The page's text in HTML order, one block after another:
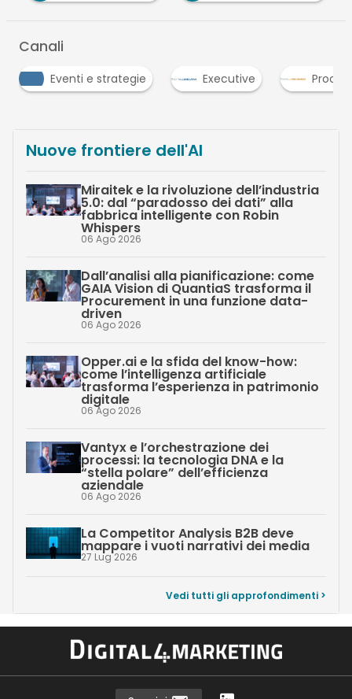
Canali
e strategie Executive Procurement
Nuove frontiere dell'AI
Miraitek e la rivoluzione dell’industria
5.0: dal “paradosso dei dati” alla
fabbrica intelligente con Robin
Whispers
06 Ago 2026
Dall’analisi alla pianificazione: come
GAIA Vision di QuantiaS trasforma il
Procurement in una funzione data-
driven
06 Ago 2026
Opper.ai e la sfida del know-how:
come l’intelligenza artificiale
trasforma l’esperienza in patrimonio
digitale
06 Ago 2026
Vantyx e l’orchestrazione dei
processi: la tecnologia DNA e la
“stella polare” dell’efficienza
aziendale
06 Ago 2026
La Competitor Analysis B2B deve
mappare i vuoti narrativi dei media
27 Lug 2026
Vedi tutti gli approfondimenti >